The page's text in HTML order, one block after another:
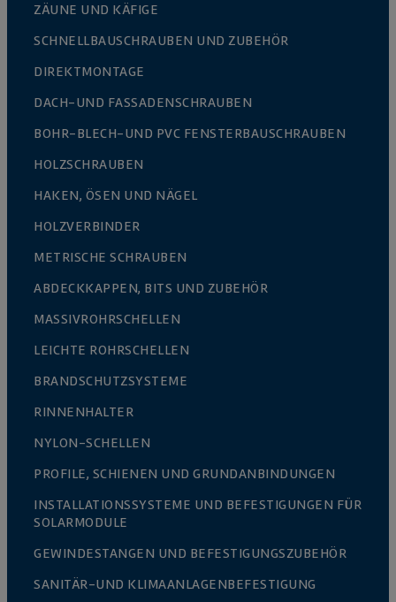
ZÄUNE UND KÄFIGE
SCHNELLBAUSCHRAUBEN UND ZUBEHÖR
DIREKTMONTAGE
DACH-UND FASSADENSCHRAUBEN
BOHR-BLECH-UND PVC FENSTERBAUSCHRAUBEN
HOLZSCHRAUBEN
HAKEN, ÖSEN UND NÄGEL
HOLZVERBINDER
METRISCHE SCHRAUBEN
ABDECKKAPPEN, BITS UND ZUBEHÖR
MASSIVROHRSCHELLEN
LEICHTE ROHRSCHELLEN
BRANDSCHUTZSYSTEME
RINNENHALTER
NYLON-SCHELLEN
PROFILE, SCHIENEN UND GRUNDANBINDUNGEN
INSTALLATIONSSYSTEME UND BEFESTIGUNGEN FÜR
SOLARMODULE
GEWINDESTANGEN UND BEFESTIGUNGSZUBEHÖR
SANITÄR-UND KLIMAANLAGENBEFESTIGUNG